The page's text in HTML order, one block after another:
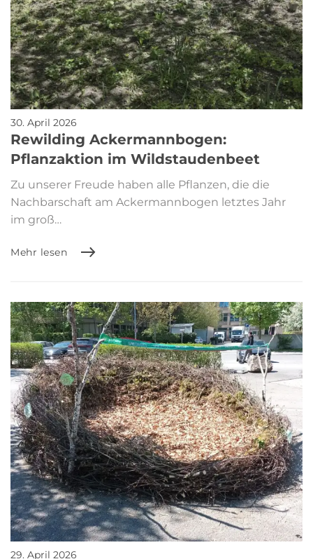
30. April 2026
Rewilding Ackermannbogen:
Pflanzaktion im Wildstaudenbeet
Zu unserer Freude haben alle Pflanzen, die die
Nachbarschaft am Ackermannbogen letztes Jahr
im groß…
Mehr lesen
29. April 2026